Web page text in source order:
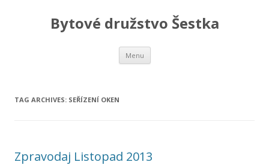
Bytové družstvo Šestka
Menu Skip
content
TAG ARCHIVES: SEŘÍZENÍ OKEN
Zpravodaj Listopad 2013